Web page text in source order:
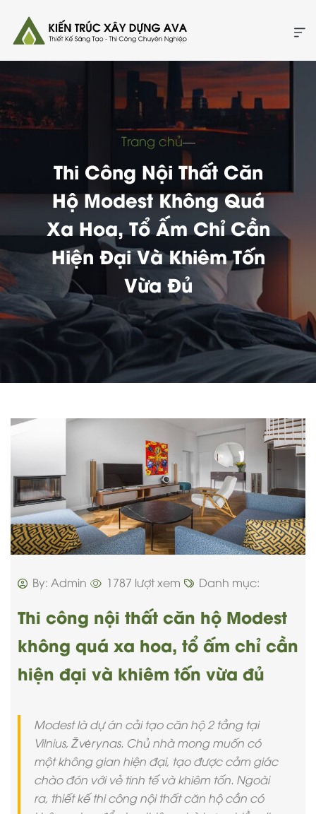
Trang chủ―
Thi Công Nội Thất Căn
Hộ Modest Không Quá
Xa Hoa, Tổ Ấm Chỉ Cần
Hiện Đại Và Khiêm Tốn
Vừa Đủ
By: Admin 1787 lượt xem Danh mục:
Thi công nội thất căn hộ Modest
không quá xa hoa, tổ ấm chỉ cần
hiện đại và khiêm tốn vừa đủ
Modest là dự án cải tạo căn hộ 2 tầng tại
Vilnius, Žvėrynas. Chủ nhà mong muốn có
một không gian hiện đại, tạo được cảm giác
chào đón với vẻ tinh tế và khiêm tốn. Ngoài
ra, thiết kế thi công nội thất căn hộ cần có